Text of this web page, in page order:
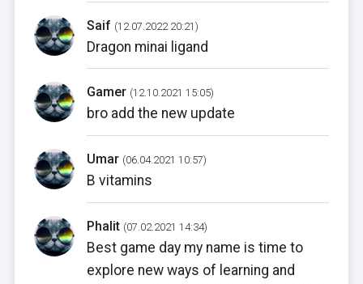
Saif (12.07.2022 20:21)
Dragon minai ligand
Gamer (12.10.2021 15:05)
bro add the new update
Umar (06.04.2021 10:57)
B vitamins
Phalit (07.02.2021 14:34)
Best game day my name is time to
explore new ways of learning and